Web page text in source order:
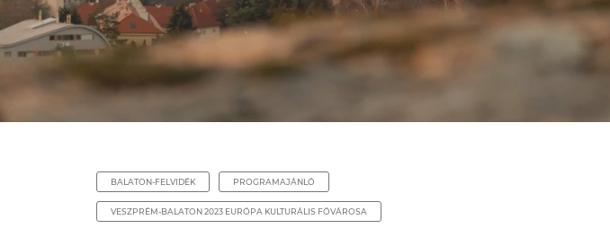
BALATON-FELVIDÉK PROGRAMAJÁNLÓ
VESZPRÉM-BALATON 2023 EURÓPA KULTURÁLIS FŐVÁROSA